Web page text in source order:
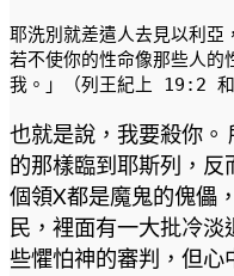
耶洗別就差遣人去見以利亞
若不使你的性命像那些人的
我。」（列王紀上 19:2
也就是說，我要殺你。
的那樣臨到耶斯列，
個領X都是魔鬼的傀儡
民，裡面有一大批冷
些懼怕神的審判，但心